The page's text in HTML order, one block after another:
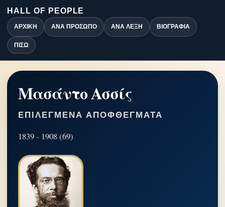
HALL OF PEOPLE
ΑΡΧΙΚΉ ΑΝΆ ΠΡΌΣΩΠΟ ΑΝΆ ΛΈΞΗ ΒΙΟΓΡΑΦΊΑ
ΠΊΣΩ
Μασάντο Ασσίς
ΕΠΙΛΕΓΜΈΝΑ ΑΠΟΦΘΈΓΜΑΤΑ
1839 - 1908 (69)